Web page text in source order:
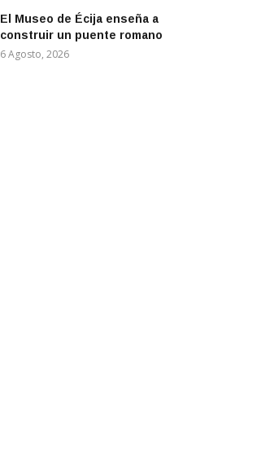
El Museo de Écija enseña a
construir un puente romano
6 Agosto, 2026